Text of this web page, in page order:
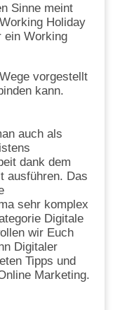
Sinne meint
Holiday
ein Working
vorgestellt
kann.
auch als
dank dem
ausführen. Das
sehr komplex
Digitale
wir Euch
Digitaler
Tipps und
Marketing.